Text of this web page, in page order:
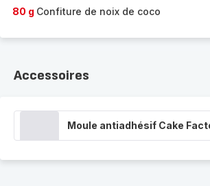
80 g Confiture de noix de coco
Accessoires
Moule antiadhésif Cake